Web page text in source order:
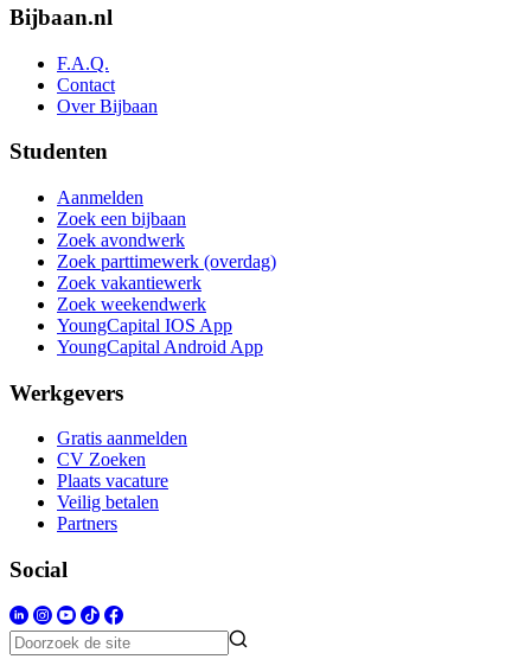
Bijbaan.nl
F.A.Q.
Contact
Over Bijbaan
Studenten
Aanmelden
Zoek een bijbaan
Zoek avondwerk
Zoek parttimewerk (overdag)
Zoek vakantiewerk
Zoek weekendwerk
YoungCapital IOS App
YoungCapital Android App
Werkgevers
Gratis aanmelden
CV Zoeken
Plaats vacature
Veilig betalen
Partners
Social